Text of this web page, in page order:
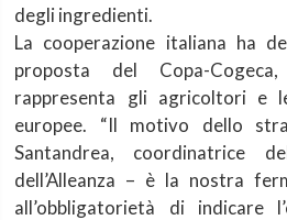
degli ingredienti.
La cooperazione italiana ha
proposta del Copa-Cogeca,
rappresenta gli agricoltori e
europee. “Il motivo dello
Santandrea, coordinatrice
dell’Alleanza – è la nostra
all’obbligatorietà di indicare